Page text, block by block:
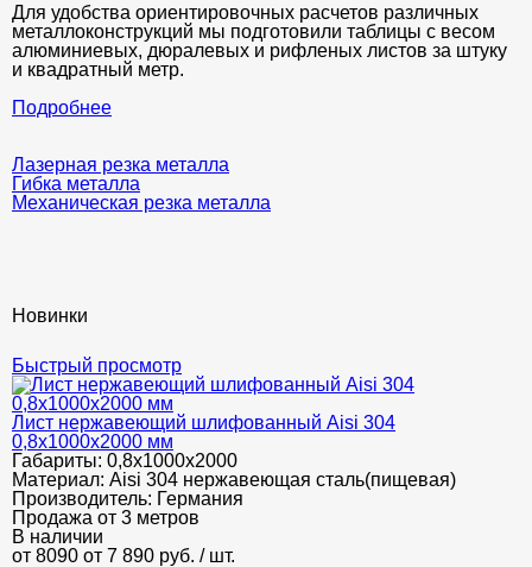
Для удобства ориентировочных расчетов различных
металлоконструкций мы подготовили таблицы с весом
алюминиевых, дюралевых и рифленых листов за штуку
и квадратный метр.
Подробнее
Лазерная резка металла
Гибка металла
Механическая резка металла
Новинки
Быстрый просмотр
Лист нержавеющий шлифованный Aisi 304
0,8х1000х2000 мм
Габариты: 0,8х1000х2000
Материал: Aisi 304 нержавеющая сталь(пищевая)
Производитель: Германия
Продажа от 3 метров
В наличии
от 8090 от 7 890 руб. / шт.